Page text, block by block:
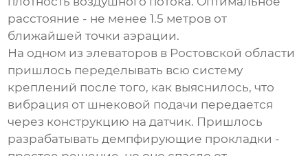
расстояние - не менее 1.5 метров от
ближайшей точки аэрации.
На одном из элеваторов в Ростовской области
пришлось переделывать всю систему
креплений после того, как выяснилось, что
вибрация от шнековой подачи передается
через конструкцию на датчик. Пришлось
разрабатывать демпфирующие прокладки -